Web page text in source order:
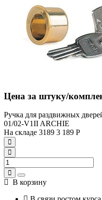
Цена за штуку/
Ручка для раздвижных
01/02-V1II ARCHIE
На складе 3189 3 189 Р
В корзину